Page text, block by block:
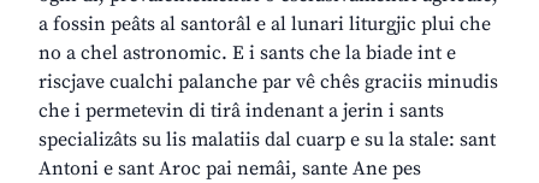
a fossin peâts al santorâl e al lunari liturgjic plui che
no a chel astronomic. E i sants che la biade int e
riscjave cualchi palanche par vê chês graciis minudis
che i permetevin di tirâ indenant a jerin i sants
specializâts su lis malatiis dal cuarp e su la stale: sant
Antoni e sant Aroc pai nemâi, sante Ane pes